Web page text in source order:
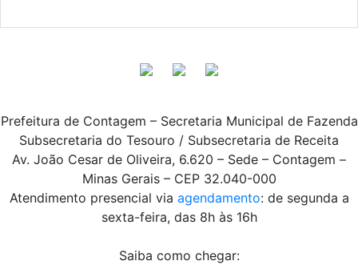
Prefeitura de Contagem – Secretaria Municipal de Fazenda
Subsecretaria do Tesouro / Subsecretaria de Receita
Av. João Cesar de Oliveira, 6.620 – Sede – Contagem –
Minas Gerais – CEP 32.040-000
Atendimento presencial via agendamento: de segunda a
sexta-feira, das 8h às 16h
Saiba como chegar: